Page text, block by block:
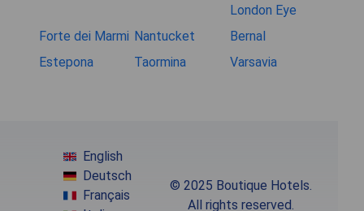
London Eye
Forte dei Marmi Nantucket
Bernal
Estepona
Taormina Varsavia
English
Deutsch
Français
© 2025 Boutique Hotels.
All rights reserved.